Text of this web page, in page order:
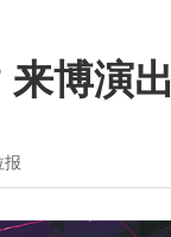
博演出
报